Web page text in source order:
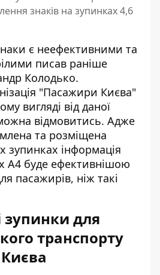
знаків на зупинках 4,6
є неефективними та
писав раніше
Колодько.
"Пасажири Києва"
вигляді від даної
відмовитись. Адже
та розміщена
зупинках інформація
А4 буде ефективнішою
пасажирів, ніж такі
зупинки для
транспорту
Києва